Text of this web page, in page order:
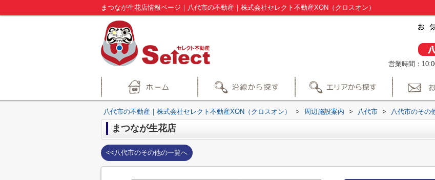
まつなが生花店情報ページ｜八代市の不動産｜株式会社セレクト不動産XON（クロスオン）
営業時間：
八代市の不動産｜株式会社セレクト不動産XON（クロスオン） > 周辺施設案内 > 八代市 > 八代市のその
まつなが生花店
<<八代市のその他の一覧へ